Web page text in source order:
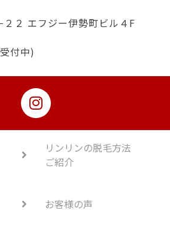
２ エフジー伊勢町ビル４F
付中)
リンリンの脱毛方法
ご紹介
お客様の声